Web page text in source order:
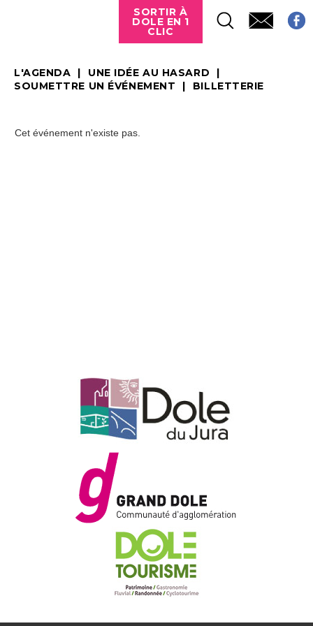
SORTIR À
DOLE EN 1
CLIC
L'AGENDA
UNE IDÉE AU HASARD
SOUMETTRE UN ÉVÉNEMENT
BILLETTERIE
Cet événement n'existe pas.